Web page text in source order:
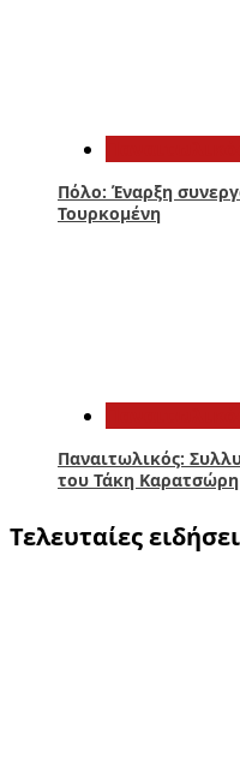
Πόλο: Έναρξη
Τουρκομένη
Παναιτωλικός:
του Τάκη Καρατσώρη
Τελευταίες